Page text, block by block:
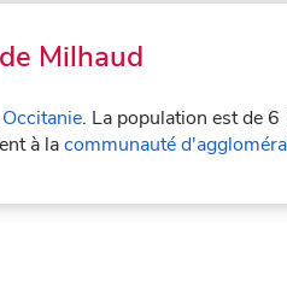
Milhaud
Occitanie. La population est de
à lacommunauté